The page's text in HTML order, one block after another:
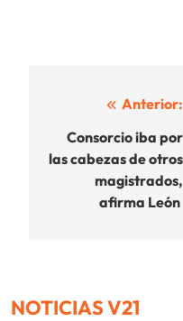
Navegación
de
entradas
Anterior:
Consorcio iba por
las cabezas de otros
magistrados,
afirma León
NOTICIAS V21